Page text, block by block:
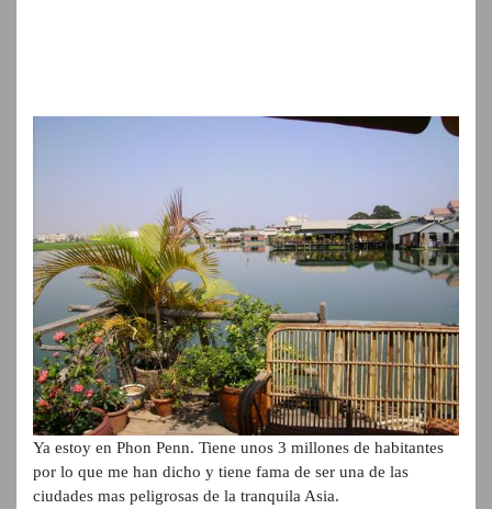
Ya estoy en Phon Penn. Tiene unos 3 millones de habitantes
por lo que me han dicho y tiene fama de ser una de las
ciudades mas peligrosas de la tranquila Asia.